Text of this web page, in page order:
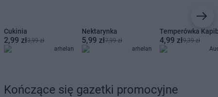
Cukinia
2,99 zł3,99 zł
arhelan
Nektarynka
5,99 zł7,99 zł
arhelan
Temperówka
4,99 zł9,39 zł
Kończące się gazetki promocyjne